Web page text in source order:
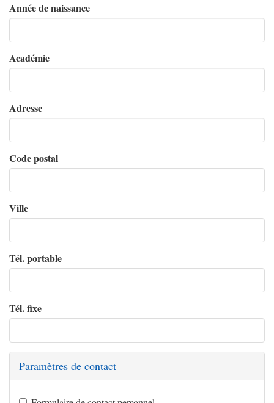
Année de naissance
Académie
Adresse
Code postal
Ville
Tél. portable
Tél. fixe
Paramètres de contact